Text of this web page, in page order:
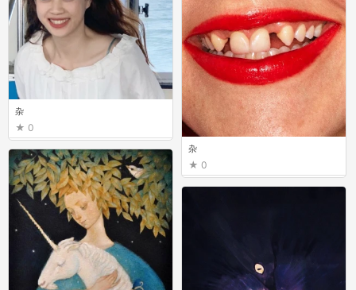
杂
0
杂
0